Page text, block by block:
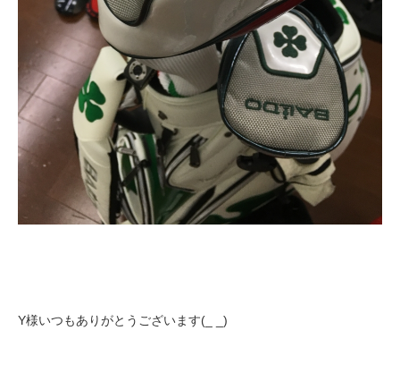
Y様いつもありがとうございます(_ _)